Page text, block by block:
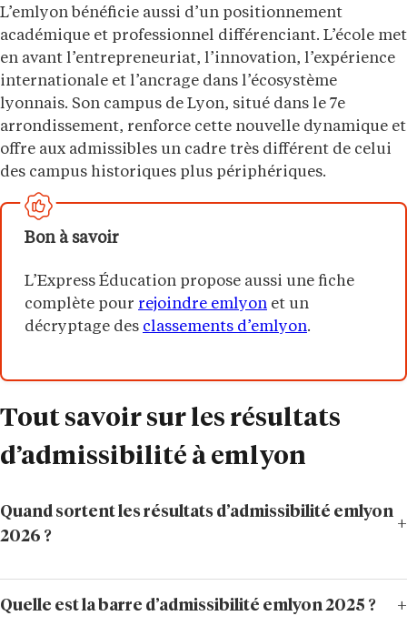
L’emlyon bénéficie aussi d’un positionnement
académique et professionnel différenciant. L’école met
en avant l’entrepreneuriat, l’innovation, l’expérience
internationale et l’ancrage dans l’écosystème
lyonnais. Son campus de Lyon, situé dans le 7e
arrondissement, renforce cette nouvelle dynamique et
offre aux admissibles un cadre très différent de celui
des campus historiques plus périphériques.
Bon à savoir
L’Express Éducation propose aussi une fiche
complète pour rejoindre emlyon et un
décryptage des classements d’emlyon.
Tout savoir sur les résultats
d’admissibilité à emlyon
Quand sortent les résultats d’admissibilité emlyon
2026 ?
Quelle est la barre d’admissibilité emlyon 2025 ?